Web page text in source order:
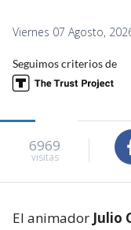
Viernes 07 Agosto,
Seguimos criterios de
6969
visitas
El animador Julio